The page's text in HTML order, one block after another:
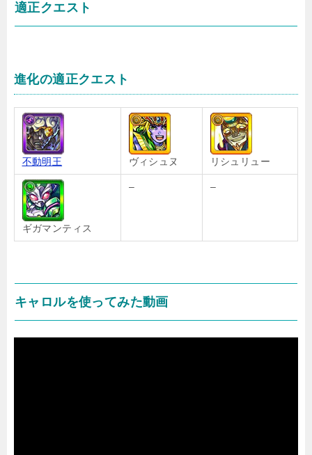
適正クエスト
進化の適正クエスト
不動明王 ヴィシュヌ リシュリュー
ギガマンティス
– –
キャロルを使ってみた動画